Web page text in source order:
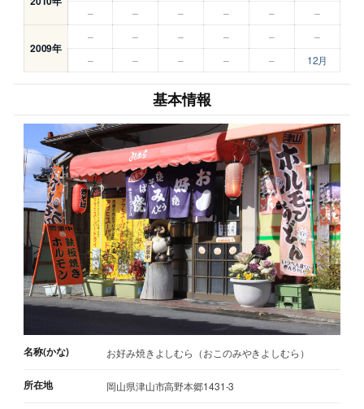
–
– – – – –
2009年
– – – – –
–
–
– – – – 12月
基本情報
名称(かな) お好み焼きよしむら（おこのみやきよしむら）
所在地 岡山県津山市高野本郷1431-3